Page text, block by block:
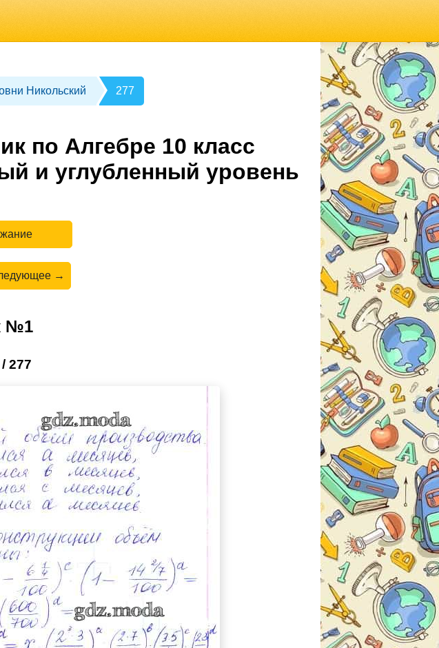
Никольский 277
по Алгебре 10 класс
и углубленный уровень
→
№1
277